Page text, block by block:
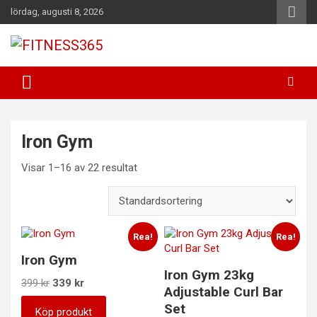
Hoppa
till
innehåll
lördag, augusti 8, 2026
FITNESS365
Iron Gym
Visar 1–16 av 22 resultat
Rea!
Iron Gym
399kr Det
ursprungliga
priset
339 krDet
nuvarande
priset
Köp produkt
Rea!
Iron Gym 23kg
Adjustable Curl Bar
Set